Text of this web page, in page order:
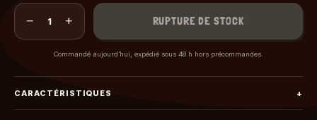
− 1 + RUPTURE DE STOCK
Commandé aujourd’hui, expédié sous 48 h hors précommandes.
CARACTÉRISTIQUES +